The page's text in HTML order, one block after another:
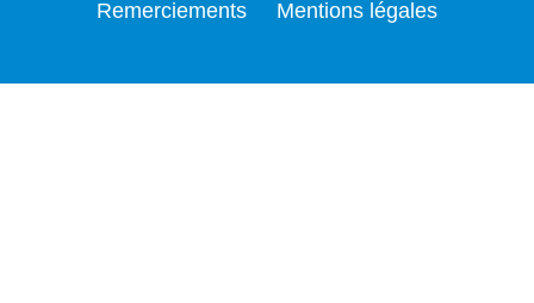
Remerciements Mentions légales